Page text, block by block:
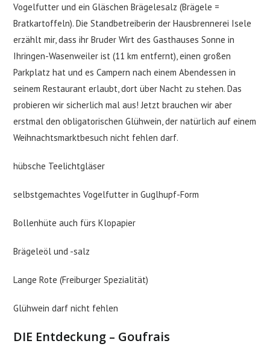
Vogelfutter und ein Gläschen Brägelesalz (Brägele =
Bratkartoffeln). Die Standbetreiberin der Hausbrennerei Isele
erzählt mir, dass ihr Bruder Wirt des Gasthauses Sonne in
Ihringen-Wasenweiler ist (11 km entfernt), einen großen
Parkplatz hat und es Campern nach einem Abendessen in
seinem Restaurant erlaubt, dort über Nacht zu stehen. Das
probieren wir sicherlich mal aus! Jetzt brauchen wir aber
erstmal den obligatorischen Glühwein, der natürlich auf einem
Weihnachtsmarktbesuch nicht fehlen darf.
hübsche Teelichtgläser
selbstgemachtes Vogelfutter in Guglhupf-Form
Bollenhüte auch fürs Klopapier
Brägeleöl und -salz
Lange Rote (Freiburger Spezialität)
Glühwein darf nicht fehlen
DIE Entdeckung – Goufrais